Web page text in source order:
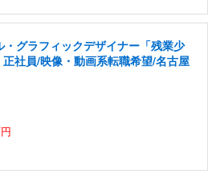
・グラフィックデザイナー「残業少
社員/映像・動画系転職希望/名古屋